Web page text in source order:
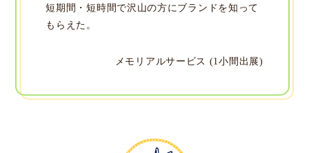
短期間・短時間で沢山の方にブランドを知って
もらえた。
メモリアルサービス (1小間出展)